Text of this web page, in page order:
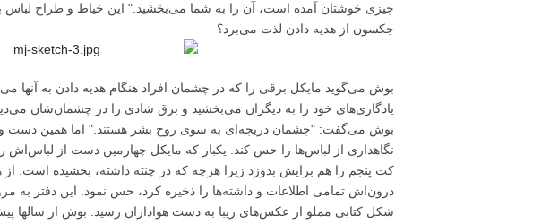
چیزی خوشتان آمده است، آن را به شما می‌بخشید." این خیاط و طراح لباس
جکسون از هدیه دادن لذت می‌برد؟
بوش می‌گوید مایکل برقی را که در چشمان افراد هنگام هدیه دادن به
یادگاری‌های خود را به دیگران می‌بخشید و برق شادی را در چشمان‌شان
بوش می‌گفت: "چشمان دریچه‌ای به سوی روح بشر هستند." اما همین دست و
نگاهداری از لباس‌ها را حس کند. یکبار که مایکل چهارمین دست از لباس‌اش
کت پنجم را هم برایش بدوزد زیرا هرچه که در چنته داشته، بخشیده است.
درون‌اش تمامی اطلاعات و داشته‌ها را ذخیره کرد، حس نمود. این دفتر به
شکل کتابی مملو از عکس‌های زیبا به دست هواداران رسید. بوش از سالها